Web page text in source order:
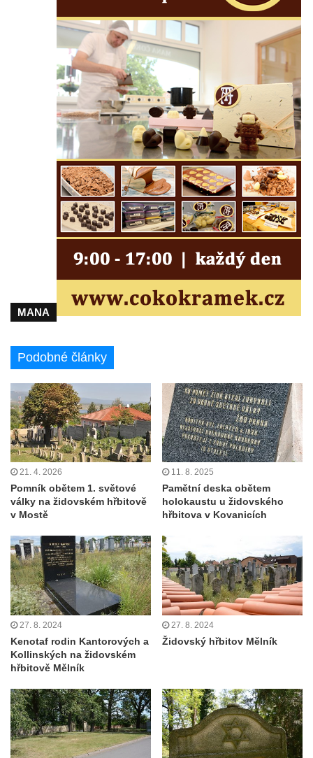
MANA
Podobné články
21. 4. 2026
Pomník obětem 1. světové
války na židovském hřbitově
v Mostě
11. 8. 2025
Pamětní deska obětem
holokaustu u židovského
hřbitova v Kovanicích
27. 8. 2024
Kenotaf rodin Kantorových a
Kollinských na židovském
hřbitově Mělník
27. 8. 2024
Židovský hřbitov Mělník